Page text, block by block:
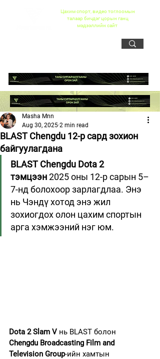
Цахим спорт, видео тоглоомын
талаар бичдэг цорын ганц
мэдээллийн сайт
BLAST Chengdu 12-р сард зохион
байгуулагдана
Masha Mnn
Aug 30, 2025 2 min read
BLAST Chengdu Dota 2
тэмцээн 2025 оны 12-р сарын 5–
7-нд болохоор зарлагдлаа. Энэ
нь Чэндү хотод энэ жил
зохиогдох олон цахим спортын
арга хэмжээний нэг юм.
Dota 2 Slam V нь BLAST болон
Chengdu Broadcasting Film and
Television Group-ийн хамтын